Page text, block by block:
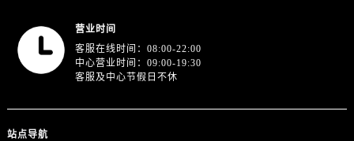
江西省新余市渝水区北湖西路万国售后服务中心（需提前预约）
营业时间
客服在线时间：08:00-22:00
中心营业时间：09:00-19:30
客服及中心节假日不休
站点导航